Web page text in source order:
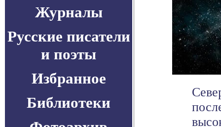
Журналы
Русские писатели
и поэты
Избранное
Библиотеки